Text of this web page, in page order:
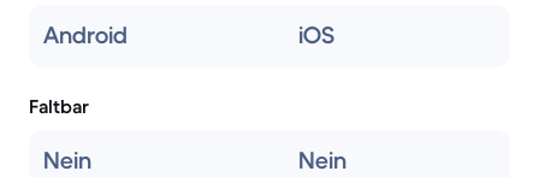
Android iOS
Faltbar
Nein Nein